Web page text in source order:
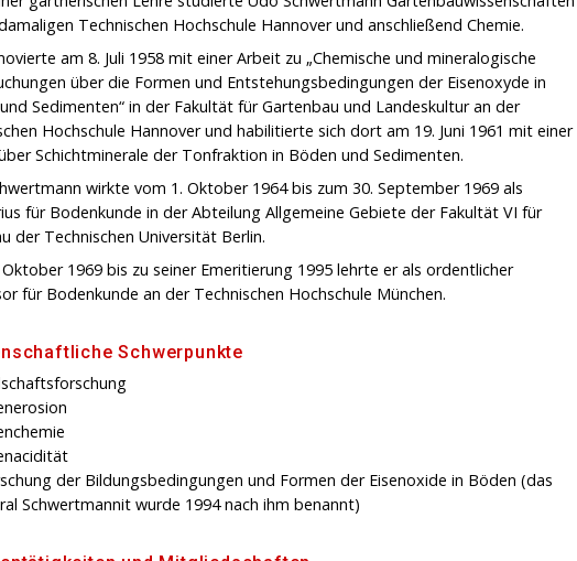
Technischen Hochschule Hannover und anschließend Chemie.
am 8. Juli 1958 mit einer Arbeit zu „Chemische und mineralogische
über die Formen und Entstehungsbedingungen der Eisenoxyde in
Sedimenten“ in der Fakultät für Gartenbau und Landeskultur an der
Hochschule Hannover und habilitierte sich dort am 19. Juni 1961 mit einer
Schichtminerale der Tonfraktion in Böden und Sedimenten.
wirkte vom 1. Oktober 1964 bis zum 30. September 1969 als
für Bodenkunde in der Abteilung Allgemeine Gebiete der Fakultät VI für
der Technischen Universität Berlin.
1969 bis zu seiner Emeritierung 1995 lehrte er als ordentlicher
für Bodenkunde an der Technischen Hochschule München.
Schwerpunkte
der Bildungsbedingungen und Formen der Eisenoxide in Böden (das
Schwertmannit wurde 1994 nach ihm benannt)